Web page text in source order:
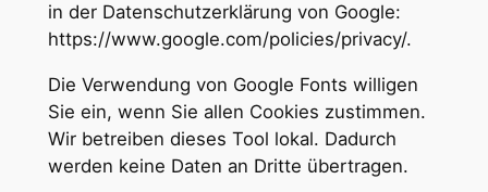
in der Datenschutzerklärung von Google:
https://www.google.com/policies/privacy/.
Die Verwendung von Google Fonts willigen
Sie ein, wenn Sie allen Cookies zustimmen.
Wir betreiben dieses Tool lokal. Dadurch
werden keine Daten an Dritte übertragen.